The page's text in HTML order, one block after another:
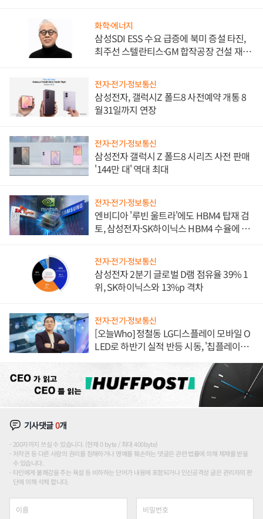
화학·에너지
삼성SDI ESS 수요 급증에 북미 증설 타진,
최주선 스텔란티스·GM 합작공장 건설 재추
전자·전기·정보통신
삼성전자, 갤럭시Z 폴드8 사전예약 개통 8
월31일까지 연장
전자·전기·정보통신
삼성전자 갤럭시 Z 폴드8 시리즈 사전 판매
'144만 대' 역대 최대
전자·전기·정보통신
엔비디아 '루빈 울트라'에도 HBM4 탑재 검
토, 삼성전자·SK하이닉스 HBM4 수율에 주
전자·전기·정보통신
삼성전자 2분기 글로벌 D램 점유율 39% 1
위, SK하이닉스와 13%p 격차
전자·전기·정보통신
[오늘Who] 정철동 LG디스플레이 모바일 O
LED로 하반기 실적 반등 시동, '칩플레이
기사댓글0개
200자까지 쓰실 수 있습니다. (현재 0 byte / 최대 400byte)
저작권 등 다른 사람의 권리를 침해하거나 명예를 훼손하는 댓글은 관련 법률에 의해 제재를 받을
수 있습니다.
타인에게 불쾌감을 주는 욕설 등 비하하는 단어가 내용에 포함되거나 인신공격성 글은 관리자의 판
단에 의해 삭제 합니다.